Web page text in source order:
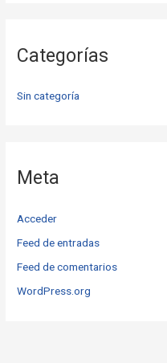
Categorías
Sin categoría
Meta
Acceder
Feed de entradas
Feed de comentarios
WordPress.org